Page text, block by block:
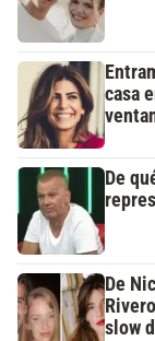
casa
De
De
slow